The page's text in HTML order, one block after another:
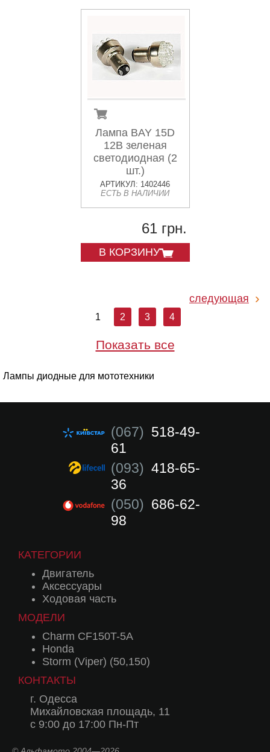
Лампа BAY 15D
12В зеленая
светодиодная (2
шт.)
АРТИКУЛ: 1402446
ЕСТЬ В НАЛИЧИИ
61 грн.
В КОРЗИНУ
следующая
1 2 3 4
Показать все
Лампы диодные для мототехники
(067) 518-49-
61
(093) 418-65-
36
(050) 686-62-
98
КАТЕГОРИИ
Двигатель
Аксессуары
Ходовая часть
МОДЕЛИ
Charm CF150T-5A
Honda
Storm (Viper) (50,150)
КОНТАКТЫ
г. Одесса
Михайловская площадь, 11
с 9:00 до 17:00 Пн-Пт